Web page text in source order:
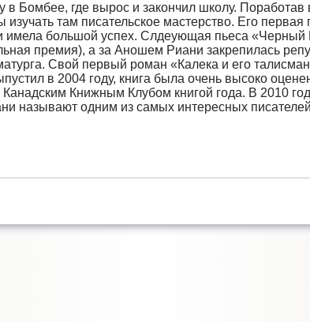
Бомбее, где вырос и закончил школу. Поработав
изучать там писательское мастерство. Его
имела большой успех. Слдеующая пьеса
премия), а за Аношем Риани закрепилась
Свой первый роман «Калека и его
в 2004 году, книга была очень высоко
Книжным Клубом книгой года. В 2010
называют одним из самых интересных